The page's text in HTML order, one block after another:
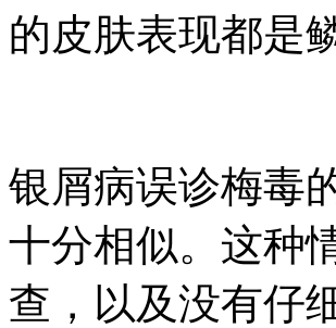
的皮肤表现都是
银屑病误诊梅毒
十分相似。这种
查，以及没有仔